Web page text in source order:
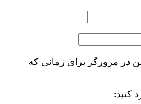
در مرورگر برای زمانی که
کنید: